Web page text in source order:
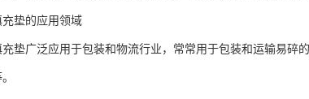
垫的应用领域
垫广泛应用于包装和物流行业，常常用于包装和运输易碎